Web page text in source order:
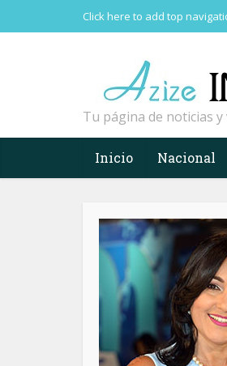
Click here to add top
Tu página de noticias y
Inicio Nacional